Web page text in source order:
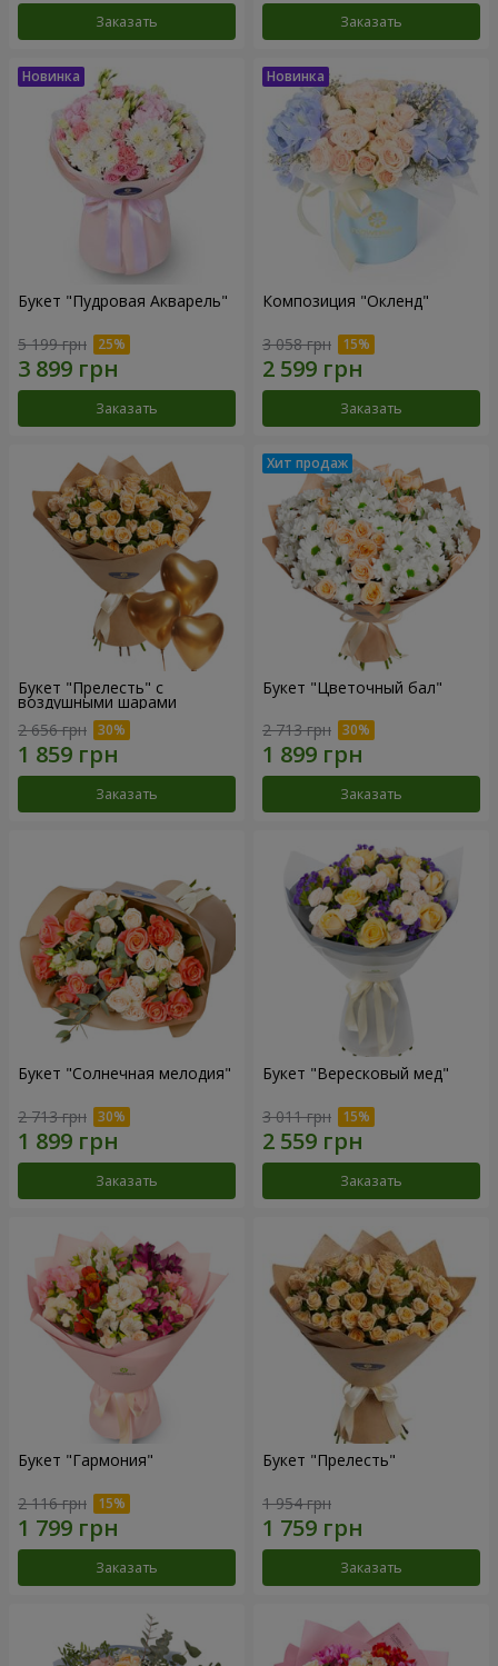
Заказать Заказать
Букет "Пудровая Акварель"
5 199 грн
Заказать
Композиция "Окленд"
3 058 грн
Заказать
Букет "Прелесть" с
воздушными шарами
2 656 грн
Заказать
Букет "Цветочный бал"
2 713 грн
Заказать
Букет "Солнечная мелодия"
2 713 грн
Заказать
Букет "Вересковый мед"
3 011 грн
Заказать
Букет "Гармония"
2 116 грн
Заказать
Букет "Прелесть"
1 954 грн
Заказать